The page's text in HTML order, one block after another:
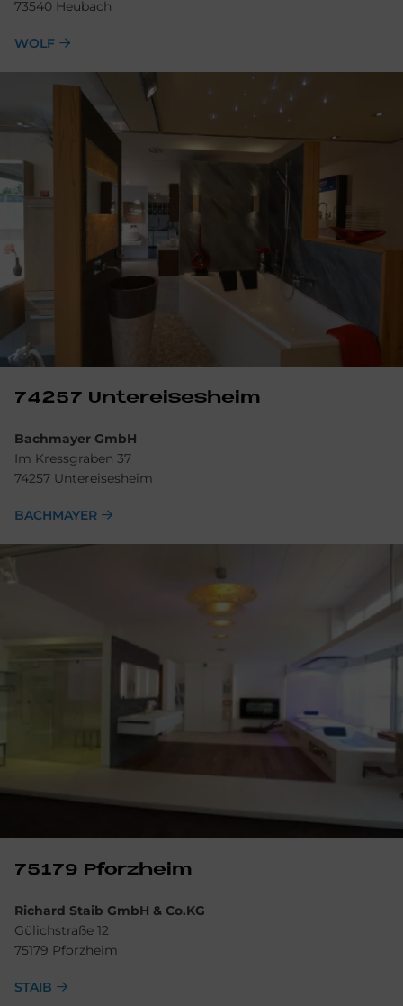
73540 Heubach
WOLF
74257 Un­ter­eises­heim
Bachmayer GmbH
Im Kressgraben 37
74257 Untereisesheim
BACHMAYER
75179 Pforz­heim
Richard Staib GmbH & Co.KG
Gülichstraße 12
75179 Pforzheim
STAIB